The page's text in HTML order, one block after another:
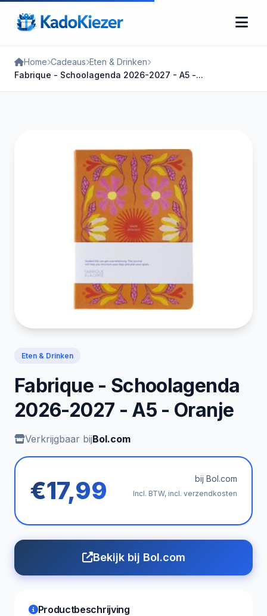
Home Cadeaus Eten & Drinken
Fabrique - Schoolagenda 2026-2027 - A5 -...
Eten & Drinken
Fabrique - Schoolagenda
2026-2027 - A5 - Oranje
Verkrijgbaar bijBol.com
€17,99 bij Bol.com
Incl. BTW, incl. verzendkosten
Bekijk bij Bol.com
Productbeschrijving